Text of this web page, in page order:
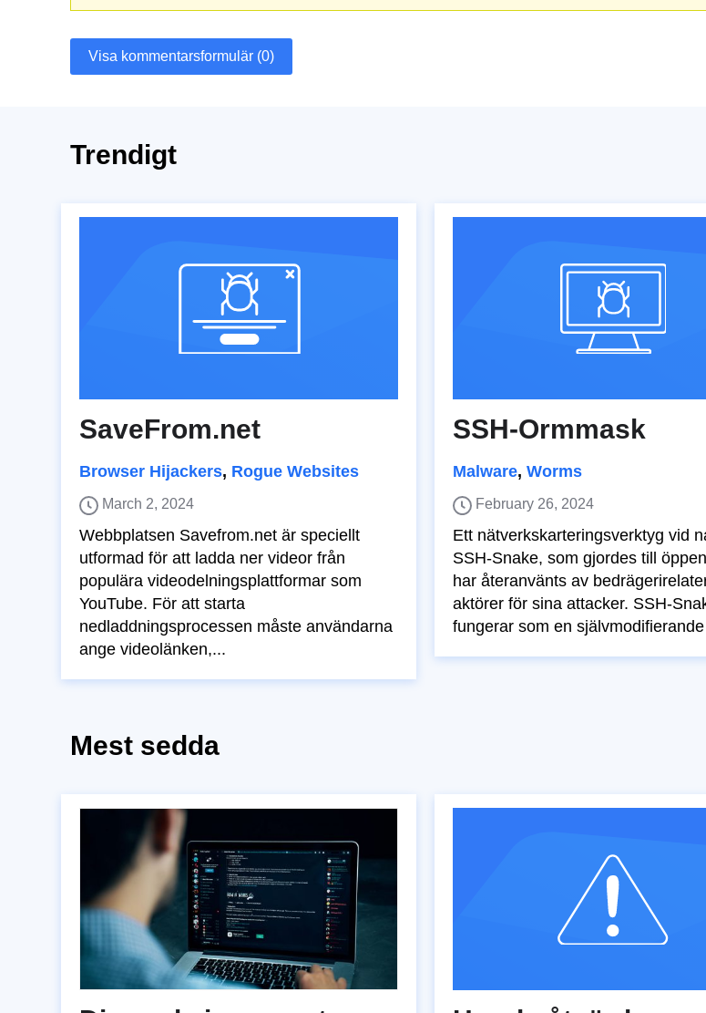
Visa kommentarsformulär (0)
Trendigt
SaveFrom.net
Browser Hijackers, Rogue Websites
March 2, 2024
Webbplatsen Savefrom.net är speciellt
utformad för att ladda ner videor från
populära videodelningsplattformar som
YouTube. För att starta
nedladdningsprocessen måste användarna
ange videolänken,...
SSH-Ormmask
Malware, Worms
February 26, 2024
Ett nätverkskarteringsverktyg vid
SSH-Snake, som gjordes till
har återanvänts av
aktörer för sina attacker. SSH-
fungerar som en
Mest sedda